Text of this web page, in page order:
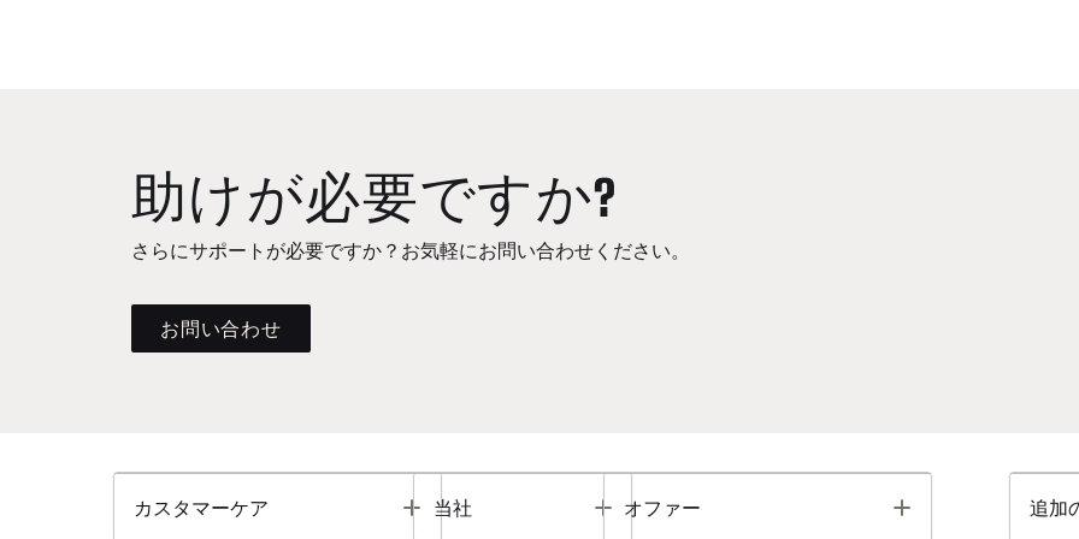
助けが必要ですか?
さらにサポートが必要ですか？お気軽にお問い合わせください。
お問い合わせ
カスタマーケア Toggle
当社 Toggle
オファー Toggle 追加